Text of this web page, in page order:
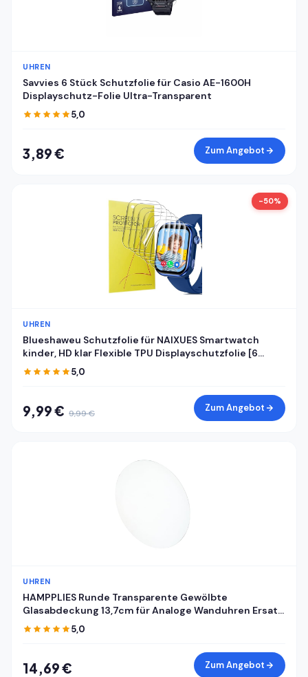
UHREN
Savvies 6 Stück Schutzfolie für Casio AE-1600H
Displayschutz-Folie Ultra-Transparent
5,0
3,89 € Zum Angebot
-50%
UHREN
Blueshaweu Schutzfolie für NAIXUES Smartwatch
kinder, HD klar Flexible TPU Displayschutzfolie [6
Stück] Kompatibel für NAIXUES 4G kinder GPS
Smartwatch (Transparenz)
5,0
9,99 € 9,99 € Zum Angebot
UHREN
HAMPPLIES Runde Transparente Gewölbte
Glasabdeckung 13,7cm für Analoge Wanduhren Ersatz
Uhrglas Selbstgemacht Abdeckung für Mechanische
Wanduhrzifferblätter
5,0
14,69 € Zum Angebot